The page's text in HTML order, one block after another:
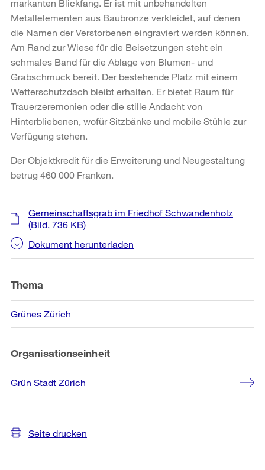
markanten Blickfang. Er ist mit unbehandelten
Metallelementen aus Baubronze verkleidet, auf denen
die Namen der Verstorbenen eingraviert werden können.
Am Rand zur Wiese für die Beisetzungen steht ein
schmales Band für die Ablage von Blumen- und
Grabschmuck bereit. Der bestehende Platz mit einem
Wetterschutzdach bleibt erhalten. Er bietet Raum für
Trauerzeremonien oder die stille Andacht von
Hinterbliebenen, wofür Sitzbänke und mobile Stühle zur
Verfügung stehen.
Der Objektkredit für die Erweiterung und Neugestaltung
betrug 460 000 Franken.
Weitere
Informationen
Gemeinschaftsgrab im Friedhof Schwandenholz
(Bild, 736 KB)
Dokument herunterladen
Thema
Grünes Zürich
Organisationseinheit
Grün Stadt Zürich
Seite drucken